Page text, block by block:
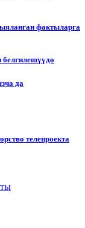
фактыларга
да
телепроекта